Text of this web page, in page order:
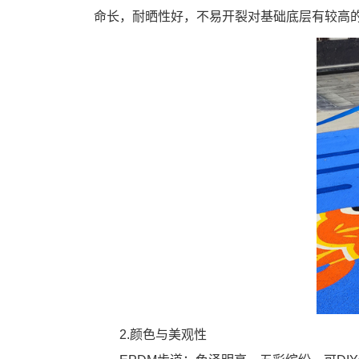
命长，耐晒性好，不易开裂对基础底层有较高
2.颜色与美观性